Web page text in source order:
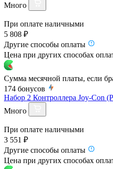
Много
При оплате наличными
5 808 ₽
Другие способы оплаты
Цена при других способах
Сумма месячной платы, если
174 бонусов
Набор 2 Контроллера Joy-Con
Много
При оплате наличными
3 551 ₽
Другие способы оплаты
Цена при других способах